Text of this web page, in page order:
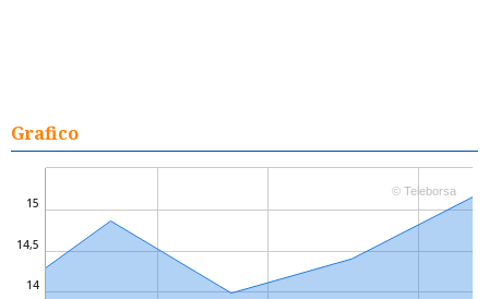
Grafico
14
14,5
15
© Teleborsa